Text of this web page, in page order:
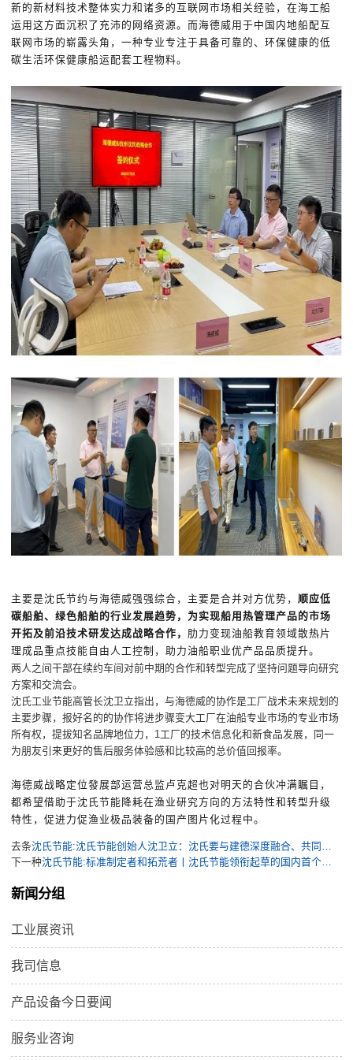
新的新材料技术整体实力和诸多的互联网市场相关经验，在海工船
运用这方面沉积了充沛的网络资源。而海德威用于中国内地船配互
联网市场的崭露头角，一种专业专注于具备可靠的、环保健康的低
碳生活环保健康船运配套工程物料。
主要是沈氏节约与海德威强强综合，主要是合并对方优势，顺应低
碳船舶、绿色船舶的行业发展趋势，为实现船用热管理产品的市场
开拓及前沿技术研发达成战略合作， 肋力变现油船教育领域散热片
理成品重点技能自由人工控制，助力油船职业优产品品质提升。
两人之间干部在续约车间对前中期的合作和转型完成了坚持问题导向研究
方案和交流会。
沈氏工业节能高管长沈卫立指出，与海德威的协作是工厂战术未来规划的
主要步骤，报好名的的协作将进步骤变大工厂在油船专业市场的专业市场
所有权，提拔知名品牌地位力，1工厂的技术信息化和新食品发展，同一
为朋友引来更好的售后服务体验感和比较高的总价值回报率。
海德威战略定位發展部运营总监卢克超也对明天的合伙冲满瞩目，
都希望借助于沈氏节能降耗在渔业研究方向的方法特性和转型升级
特性，促进力促渔业极品装备的国产图片化过程中。
去条
下一种
新闻分组
工业展资讯
我司信息
产品设备今日要闻
服务业咨询